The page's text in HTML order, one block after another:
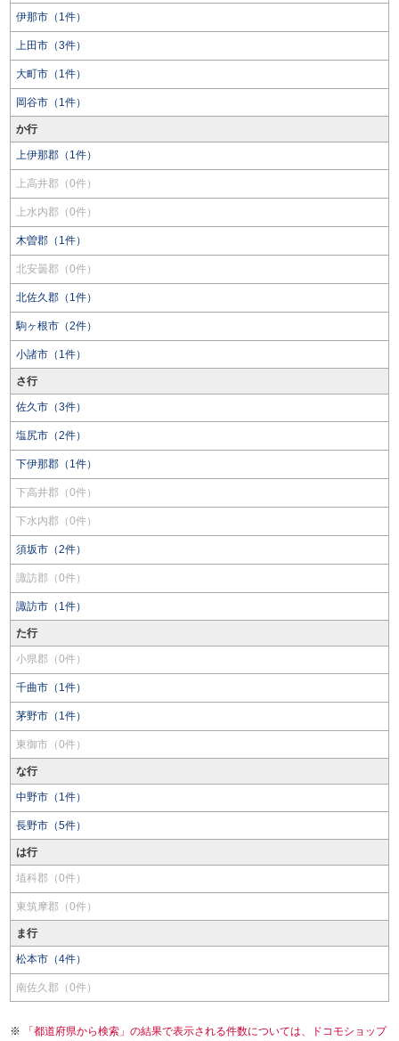
伊那市（1件）
上田市（3件）
大町市（1件）
岡谷市（1件）
か行
上伊那郡（1件）
上高井郡（0件）
上水内郡（0件）
木曽郡（1件）
北安曇郡（0件）
北佐久郡（1件）
駒ヶ根市（2件）
小諸市（1件）
さ行
佐久市（3件）
塩尻市（2件）
下伊那郡（1件）
下高井郡（0件）
下水内郡（0件）
須坂市（2件）
諏訪郡（0件）
諏訪市（1件）
た行
小県郡（0件）
千曲市（1件）
茅野市（1件）
東御市（0件）
な行
中野市（1件）
長野市（5件）
は行
埴科郡（0件）
東筑摩郡（0件）
ま行
松本市（4件）
南佐久郡（0件）
「都道府県から検索」の結果で表示される件数については、ドコモショップ